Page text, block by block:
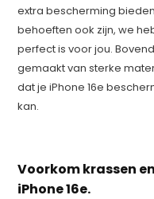
extra bescherming
behoeften ook zijn, we
perfect is voor jou.
gemaakt van sterke
dat je iPhone 16e
kan.
Voorkom krassen
iPhone 16e.